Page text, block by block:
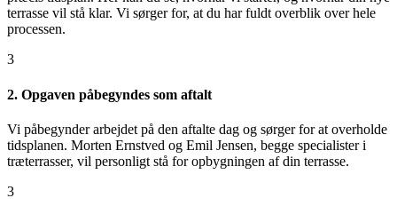
terrasse vil stå klar. Vi sørger for, at du har fuldt overblik over hele
processen.
3
2. Opgaven påbegyndes som aftalt
Vi påbegynder arbejdet på den aftalte dag og sørger for at overholde
tidsplanen. Morten Ernstved og Emil Jensen, begge specialister i
træterrasser, vil personligt stå for opbygningen af din terrasse.
3